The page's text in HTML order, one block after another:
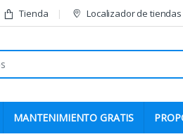
Tienda Localizador de tiendas
MANTENIMIENTO GRATIS